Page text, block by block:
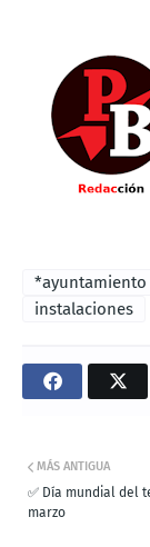
instalaciones
MÁS ANTIGUA
✅ Día mundial del
marzo